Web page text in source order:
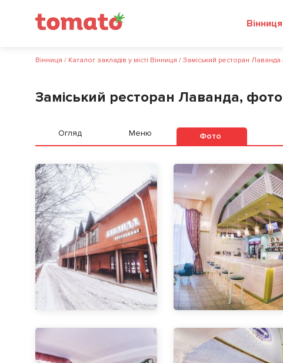
Вінниця
Вінниця / Каталог закладів у місті Вінниця / Заміський ресторан Лаванда
Заміський ресторан Лаванда, фото
Огляд Меню Фото